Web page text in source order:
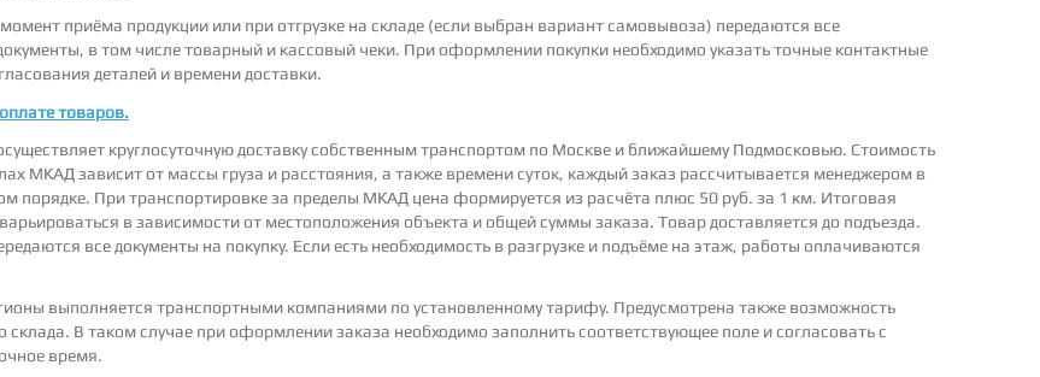
приёма продукции или при отгрузке на складе (если выбран вариант самовывоза) передаются все
в том числе товарный и кассовый чеки. При оформлении покупки необходимо указать точные контактные
деталей и времени доставки.
товаров.
круглосуточную доставку собственным транспортом по Москве и ближайшему Подмосковью. Стоимость
МКАД зависит от массы груза и расстояния, а также времени суток, каждый заказ рассчитывается менеджером в
порядке. При транспортировке за пределы МКАД цена формируется из расчёта плюс 50 руб. за 1 км. Итоговая
в зависимости от местоположения объекта и общей суммы заказа. Товар доставляется до подъезда.
все документы на покупку. Если есть необходимость в разгрузке и подъёме на этаж, работы оплачиваются
выполняется транспортными компаниями по установленному тарифу. Предусмотрена также возможность
склада. В таком случае при оформлении заказа необходимо заполнить соответствующее поле и согласовать с
время.